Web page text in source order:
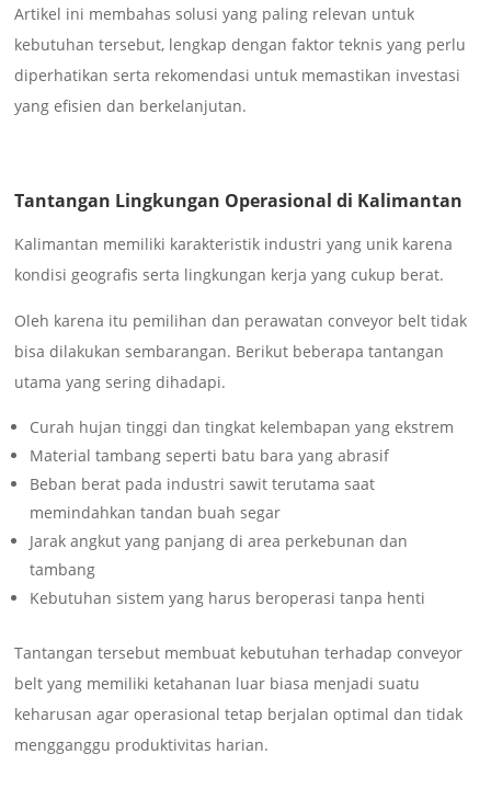
Artikel ini membahas solusi yang paling relevan untuk
kebutuhan tersebut, lengkap dengan faktor teknis yang perlu
diperhatikan serta rekomendasi untuk memastikan investasi
yang efisien dan berkelanjutan.
Tantangan Lingkungan Operasional di Kalimantan
Kalimantan memiliki karakteristik industri yang unik karena
kondisi geografis serta lingkungan kerja yang cukup berat.
Oleh karena itu pemilihan dan perawatan conveyor belt tidak
bisa dilakukan sembarangan. Berikut beberapa tantangan
utama yang sering dihadapi.
Curah hujan tinggi dan tingkat kelembapan yang ekstrem
Material tambang seperti batu bara yang abrasif
Beban berat pada industri sawit terutama saat
memindahkan tandan buah segar
Jarak angkut yang panjang di area perkebunan dan
tambang
Kebutuhan sistem yang harus beroperasi tanpa henti
Tantangan tersebut membuat kebutuhan terhadap conveyor
belt yang memiliki ketahanan luar biasa menjadi suatu
keharusan agar operasional tetap berjalan optimal dan tidak
mengganggu produktivitas harian.